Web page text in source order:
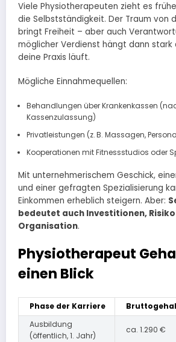
Viele Physiotherapeuten zieht es
die Selbstständigkeit. Der Traum von
bringt Freiheit – aber auch
möglicher Verdienst hängt dann stark
deine Praxis läuft.
Mögliche Einnahmequellen:
Behandlungen über Krankenkassen
Kassenzulassung)
Privatleistungen (z. B. Massagen,
Kooperationen mit Fitnessstudios oder
Mit unternehmerischem Geschick,
und einer gefragten Spezialisierung
Einkommen erheblich steigern. Aber:
bedeutet auch Investitionen,
Organisation.
Physiotherapeut
einen Blick
Phase der Karriere
Ausbildung
(öffentlich, 1. Jahr)
ca. 1.290 €